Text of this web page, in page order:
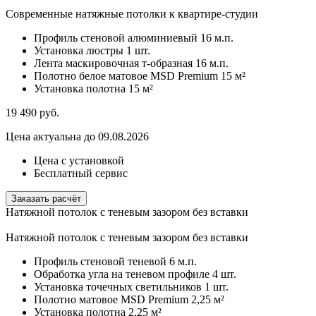
Современные натяжные потолки к квартире-студии
Профиль стеновой алюминиевый 16 м.п.
Установка люстры 1 шт.
Лента маскировочная т-образная 16 м.п.
Полотно белое матовое MSD Premium 15 м²
Установка полотна 15 м²
19 490 руб.
Цена актуальна до 09.08.2026
Цена с установкой
Бесплатный сервис
Заказать расчёт
Натяжной потолок с теневым зазором без вставки
Натяжной потолок с теневым зазором без вставки
Профиль стеновой теневой 6 м.п.
Обработка угла на теневом профиле 4 шт.
Установка точечных светильников 1 шт.
Полотно матовое MSD Premium 2,25 м²
Установка полотна 2,25 м²